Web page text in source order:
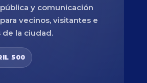
y comunicación
vecinos, visitantes e
la ciudad.
500